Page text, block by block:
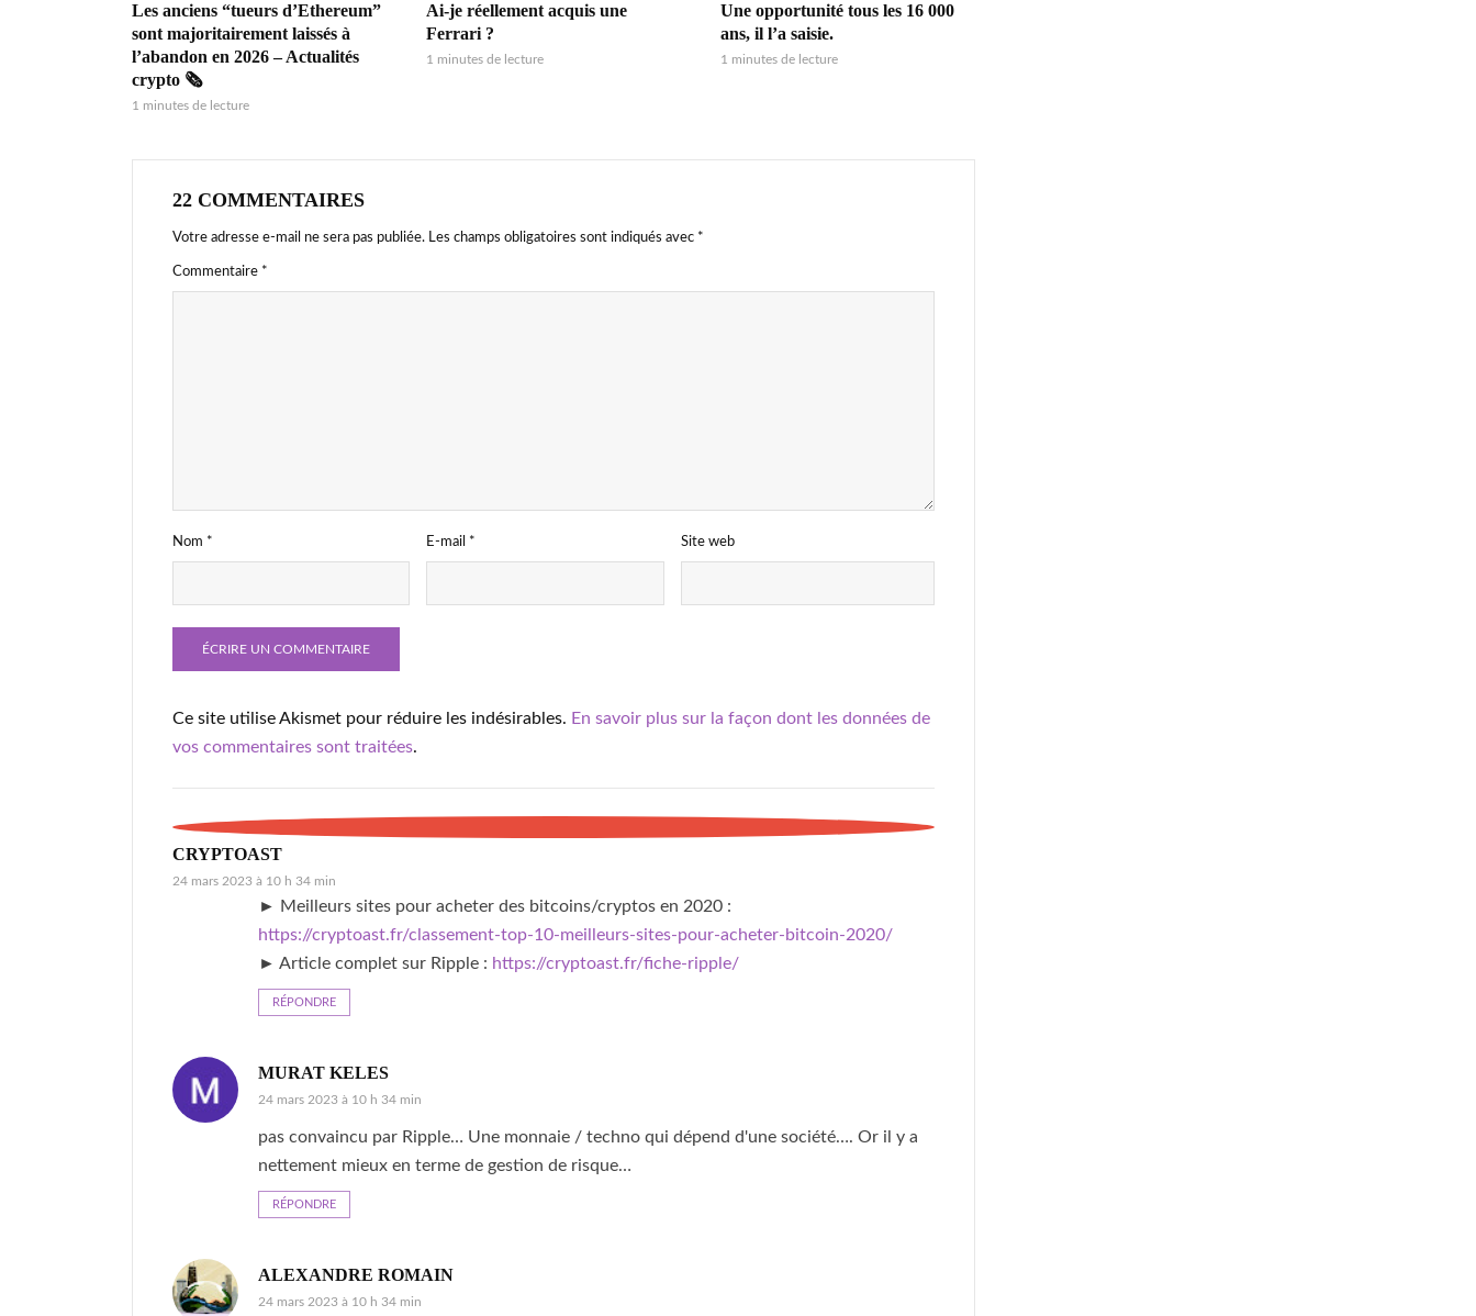
Les anciens “tueurs d’Ethereum”
sont majoritairement laissés à
l’abandon en 2026 – Actualités
crypto 🗞️
1 minutes de lecture
Ai-je réellement acquis une
Ferrari ?
1 minutes de lecture
Une opportunité tous les 16 000
ans, il l’a saisie.
1 minutes de lecture
22 COMMENTAIRES
Votre adresse e-mail ne sera pas publiée. Les champs obligatoires sont indiqués avec *
Commentaire *
Nom * E-mail * Site web
Ce site utilise Akismet pour réduire les indésirables. En savoir plus sur la façon dont les données de
vos commentaires sont traitées.
CRYPTOAST
24 mars 2023 à 10 h 34 min
► Meilleurs sites pour acheter des bitcoins/cryptos en 2020 :
https://cryptoast.fr/classement-top-10-meilleurs-sites-pour-acheter-bitcoin-2020/
► Article complet sur Ripple : https://cryptoast.fr/fiche-ripple/
RÉPONDRE
MURAT KELES
24 mars 2023 à 10 h 34 min
pas convaincu par Ripple… Une monnaie / techno qui dépend d'une société…. Or il y a
nettement mieux en terme de gestion de risque…
RÉPONDRE
ALEXANDRE ROMAIN
24 mars 2023 à 10 h 34 min